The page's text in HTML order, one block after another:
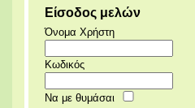
Είσοδος μελών
Όνομα Χρήστη
Κωδικός
Να με θυμάσαι